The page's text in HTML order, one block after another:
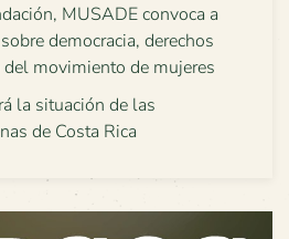
MUSADE convoca a
democracia, derechos
movimiento de mujeres
la situación de las
de Costa Rica